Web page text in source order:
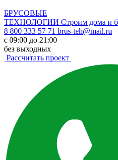
БРУСОВЫЕ
ТЕХНОЛОГИИ Строим дома и
8 800 333 57 71 brus-teh@mail.ru
с 09:00 до 21:00
без выходных
Рассчитать проект